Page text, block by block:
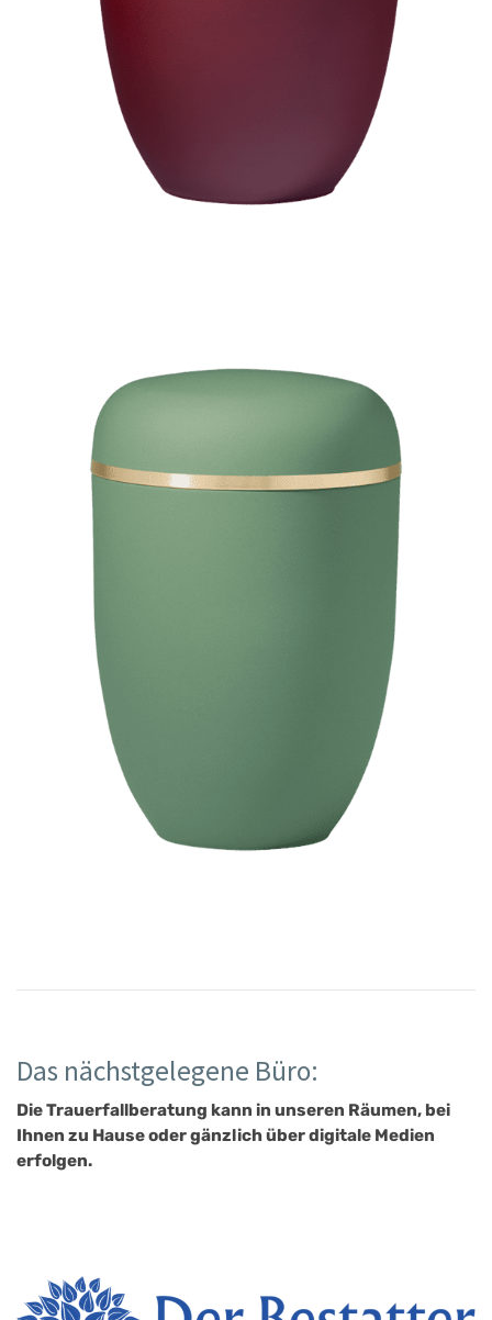
Das nächstgelegene Büro:
Die Trauerfallberatung kann in unseren Räumen, bei
Ihnen zu Hause oder gänzlich über digitale Medien
erfolgen.